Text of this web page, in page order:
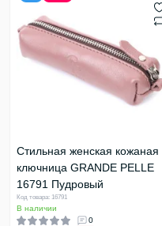
Стильная женская кожаная
ключница GRANDE PELLE
16791 Пудровый
Код товара: 16791
В наличии
0